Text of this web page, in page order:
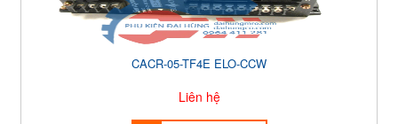
CACR-05-TF4E ELO-CCW
Liên hệ